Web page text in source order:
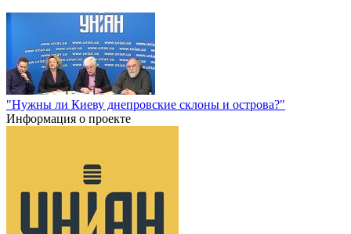
"Нужны ли Киеву днепровские склоны и острова?"
Информация о проекте